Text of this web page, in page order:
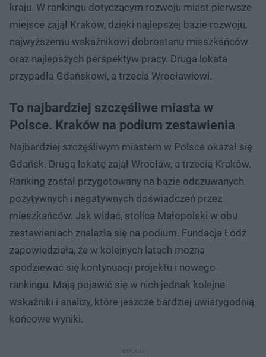
kraju. W rankingu dotyczącym rozwoju miast pierwsze
miejsce zajął Kraków, dzięki najlepszej bazie rozwoju,
najwyższemu wskaźnikowi dobrostanu mieszkańców
oraz najlepszych perspektyw pracy. Druga lokata
przypadła Gdańskowi, a trzecia Wrocławiowi.
To najbardziej szczęśliwe miasta w
Polsce. Kraków na podium zestawienia
Najbardziej szczęśliwym miastem w Polsce okazał się
Gdańsk. Drugą lokatę zajął Wrocław, a trzecią Kraków.
Ranking został przygotowany na bazie odczuwanych
pozytywnych i negatywnych doświadczeń przez
mieszkańców. Jak widać, stolica Małopolski w obu
zestawieniach znalazła się na podium. Fundacja Łódź
zapowiedziała, że w kolejnych latach można
spodziewać się kontynuacji projektu i nowego
rankingu. Mają pojawić się w nich jednak kolejne
wskaźniki i analizy, które jeszcze bardziej uwiarygodnią
końcowe wyniki.